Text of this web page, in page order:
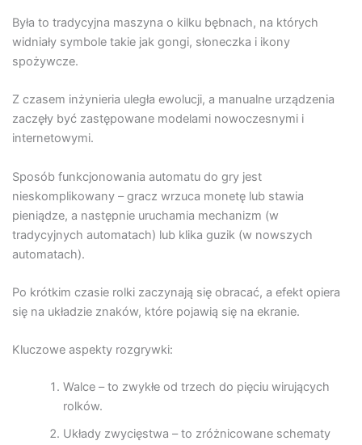
Była to tradycyjna maszyna o kilku bębnach, na których
widniały symbole takie jak gongi, słoneczka i ikony
spożywcze.
Z czasem inżynieria uległa ewolucji, a manualne urządzenia
zaczęły być zastępowane modelami nowoczesnymi i
internetowymi.
Sposób funkcjonowania automatu do gry jest
nieskomplikowany – gracz wrzuca monetę lub stawia
pieniądze, a następnie uruchamia mechanizm (w
tradycyjnych automatach) lub klika guzik (w nowszych
automatach).
Po krótkim czasie rolki zaczynają się obracać, a efekt opiera
się na układzie znaków, które pojawią się na ekranie.
Kluczowe aspekty rozgrywki:
Walce – to zwykłe od trzech do pięciu wirujących
rolków.
Układy zwycięstwa – to zróżnicowane schematy